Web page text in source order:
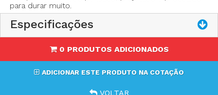
para durar muito.
Especificações
- Peso Líquido: 1,4Kgs
- Opção de usar disco redondo ou octavado.
0 PRODUTOS ADICIONADOS
ADICIONAR ESTE PRODUTO NA COTAÇÃO
VOLTAR